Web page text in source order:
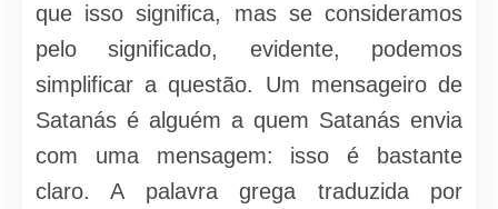
que isso significa, mas se consideramos
pelo significado, evidente, podemos
simplificar a questão. Um mensageiro de
Satanás é alguém a quem Satanás envia
com uma mensagem: isso é bastante
claro. A palavra grega traduzida por